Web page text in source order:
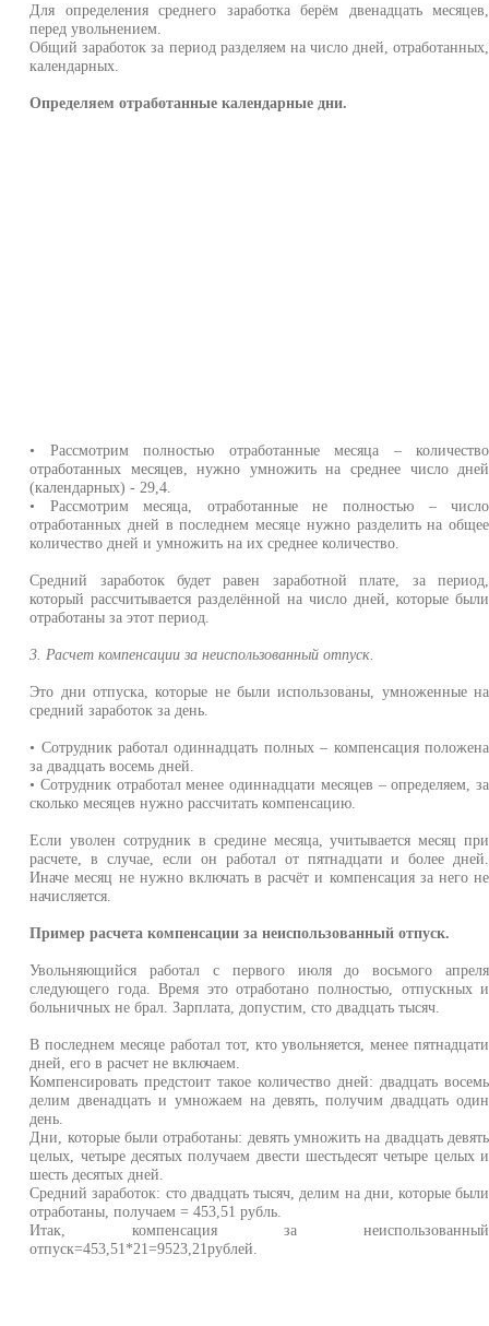
Для определения среднего заработка берём двенадцать месяцев,
перед увольнением.
Общий заработок за период разделяем на число дней, отработанных,
календарных.
Определяем отработанные календарные дни.
• Рассмотрим полностью отработанные месяца – количество
отработанных месяцев, нужно умножить на среднее число дней
(календарных) - 29,4.
• Рассмотрим месяца, отработанные не полностью – число
отработанных дней в последнем месяце нужно разделить на общее
количество дней и умножить на их среднее количество.
Средний заработок будет равен заработной плате, за период,
который рассчитывается разделённой на число дней, которые были
отработаны за этот период.
3. Расчет компенсации за неиспользованный отпуск.
Это дни отпуска, которые не были использованы, умноженные на
средний заработок за день.
• Сотрудник работал одиннадцать полных – компенсация положена
за двадцать восемь дней.
• Сотрудник отработал менее одиннадцати месяцев – определяем, за
сколько месяцев нужно рассчитать компенсацию.
Если уволен сотрудник в средине месяца, учитывается месяц при
расчете, в случае, если он работал от пятнадцати и более дней.
Иначе месяц не нужно включать в расчёт и компенсация за него не
начисляется.
Пример расчета компенсации за неиспользованный отпуск.
Увольняющийся работал с первого июля до восьмого апреля
следующего года. Время это отработано полностью, отпускных и
больничных не брал. Зарплата, допустим, сто двадцать тысяч.
В последнем месяце работал тот, кто увольняется, менее пятнадцати
дней, его в расчет не включаем.
Компенсировать предстоит такое количество дней: двадцать восемь
делим двенадцать и умножаем на девять, получим двадцать один
день.
Дни, которые были отработаны: девять умножить на двадцать девять
целых, четыре десятых получаем двести шестьдесят четыре целых и
шесть десятых дней.
Средний заработок: сто двадцать тысяч, делим на дни, которые были
отработаны, получаем = 453,51 рубль.
Итак, компенсация за неиспользованный
отпуск=453,51*21=9523,21рублей.